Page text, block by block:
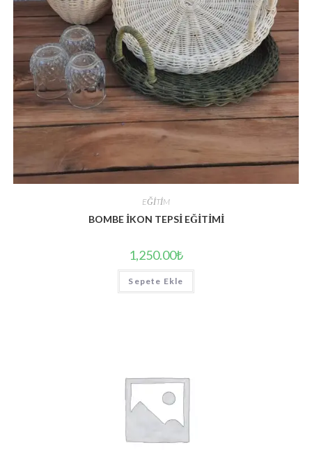
EĞİTİM
BOMBE İKON TEPSİ EĞİTİMİ
1,250.00₺
Sepete Ekle